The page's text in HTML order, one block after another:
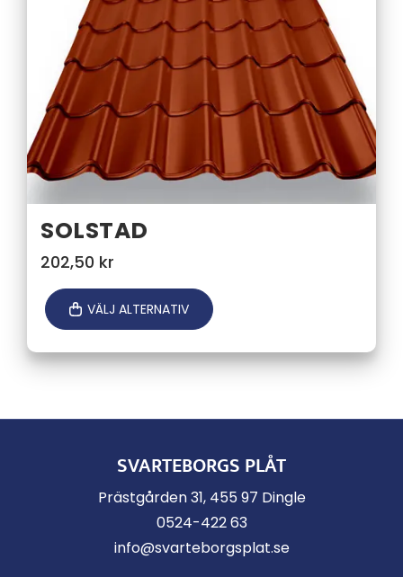
SOLSTAD
202,50 kr
VÄLJ ALTERNATIV
SVARTEBORGS PLÅT
Prästgården 31, 455 97 Dingle
0524-422 63
info@svarteborgsplat.se